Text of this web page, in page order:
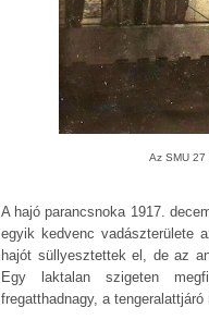
Az SMU
A hajó parancsnoka 1917.
egyik kedvenc vadászterülete
hajót süllyesztettek el, de az
Egy laktalan szigeten
fregatthadnagy, a